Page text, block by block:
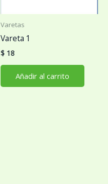
Varetas
Vareta 1
$ 18
Añadir al carrito